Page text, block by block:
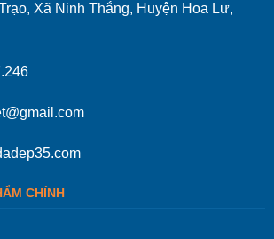
Xã Ninh Thắng, Huyện Hoa Lư,
CHÍNH